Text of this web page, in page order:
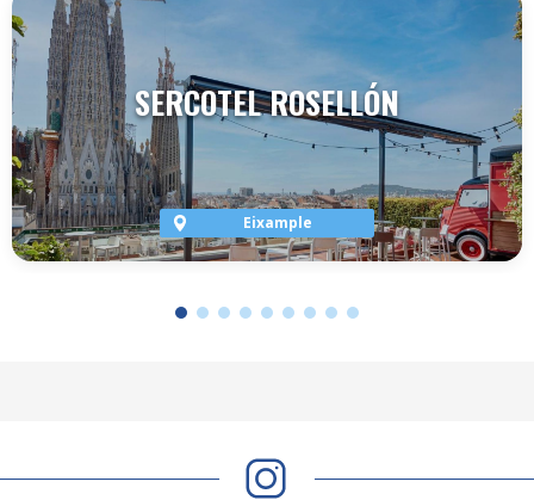
SERCOTEL ROSELLÓN
Eixample
VER TERRAZA